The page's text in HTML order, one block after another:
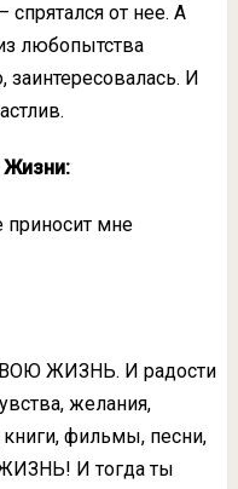
от нее. А
любопытства
И
Жизни:
приносит мне
ЖИЗНЬ. И радости
желания,
фильмы, песни,
И тогда ты